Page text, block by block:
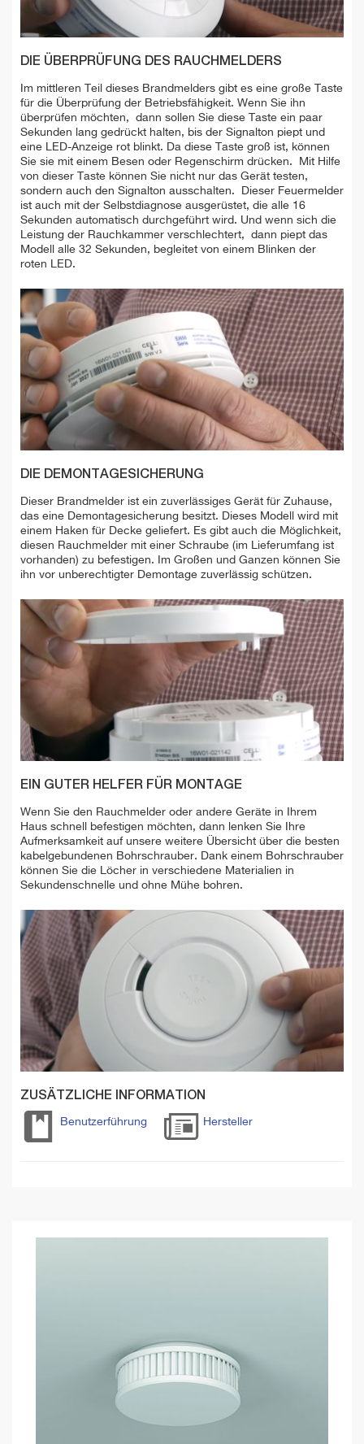
DIE ÜBERPRÜFUNG DES RAUCHMELDERS
Im mittleren Teil dieses Brandmelders gibt es eine große Taste
für die Überprüfung der Betriebsfähigkeit. Wenn Sie ihn
überprüfen möchten, dann sollen Sie diese Taste ein paar
Sekunden lang gedrückt halten, bis der Signalton piept und
eine LED-Anzeige rot blinkt. Da diese Taste groß ist, können
Sie sie mit einem Besen oder Regenschirm drücken. Mit Hilfe
von dieser Taste können Sie nicht nur das Gerät testen,
sondern auch den Signalton ausschalten. Dieser Feuermelder
ist auch mit der Selbstdiagnose ausgerüstet, die alle 16
Sekunden automatisch durchgeführt wird. Und wenn sich die
Leistung der Rauchkammer verschlechtert, dann piept das
Modell alle 32 Sekunden, begleitet von einem Blinken der
roten LED.
DIE DEMONTAGESICHERUNG
Dieser Brandmelder ist ein zuverlässiges Gerät für Zuhause,
das eine Demontagesicherung besitzt. Dieses Modell wird mit
einem Haken für Decke geliefert. Es gibt auch die Möglichkeit,
diesen Rauchmelder mit einer Schraube (im Lieferumfang ist
vorhanden) zu befestigen. Im Großen und Ganzen können Sie
ihn vor unberechtigter Demontage zuverlässig schützen.
EIN GUTER HELFER FÜR MONTAGE
Wenn Sie den Rauchmelder oder andere Geräte in Ihrem
Haus schnell befestigen möchten, dann lenken Sie Ihre
Aufmerksamkeit auf unsere weitere Übersicht über die besten
kabelgebundenen Bohrschrauber. Dank einem Bohrschrauber
können Sie die Löcher in verschiedene Materialien in
Sekundenschnelle und ohne Mühe bohren.
ZUSÄTZLICHE INFORMATION
Benutzerführung Hersteller